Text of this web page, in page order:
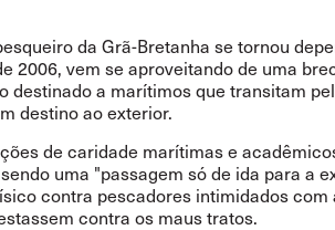
da Grã-Bretanha se tornou
2006, vem se aproveitando de uma
destinado a marítimos que transitam
destino ao exterior.
de caridade marítimas e
uma "passagem só de ida para a
contra pescadores intimidados com
contra os maus tratos.